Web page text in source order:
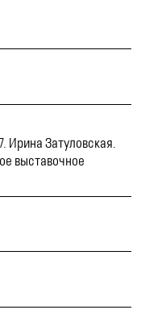
Ирина Затуловская.
выставочное